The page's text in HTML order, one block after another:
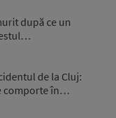
după ce un
de la Cluj:
comporte în…